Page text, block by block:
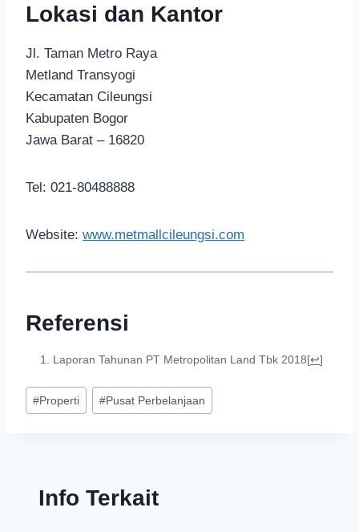
Lokasi dan Kantor
Jl. Taman Metro Raya
Metland Transyogi
Kecamatan Cileungsi
Kabupaten Bogor
Jawa Barat – 16820
Tel: 021-80488888
Website: www.metmallcileungsi.com
Referensi
Laporan Tahunan PT Metropolitan Land Tbk 2018[↩]
#Properti #Pusat Perbelanjaan
Info Terkait